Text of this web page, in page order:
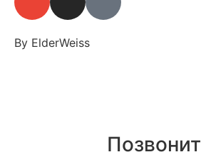
By ElderWeiss